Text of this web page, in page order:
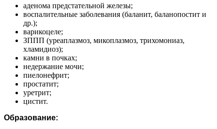
аденома предстательной железы;
воспалительные заболевания (баланит, баланопостит и
др.);
варикоцеле;
ЗППП (уреаплазмоз, микоплазмоз, трихомониаз,
хламидиоз);
камни в почках;
недержание мочи;
пиелонефрит;
простатит;
уретрит;
цистит.
Образование: